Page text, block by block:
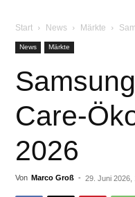
Start News Märkte
News Märkte
Care-
2026
Von Marco Groß - 29. Juni 2026,